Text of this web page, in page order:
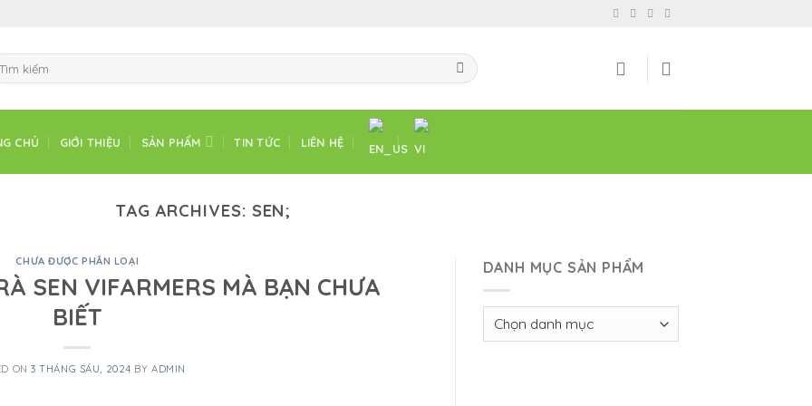
CHỦ GIỚI THIỆU SẢN PHẨM TIN TỨC LIÊN HỆ
TAG ARCHIVES: SEN;
CHƯA ĐƯỢC PHÂN LOẠI
SEN VIFARMERS MÀ BẠN CHƯA
BIẾT
ON3 THÁNG SÁU, 2024 BYADMIN
DANH MỤC SẢN PHẨM